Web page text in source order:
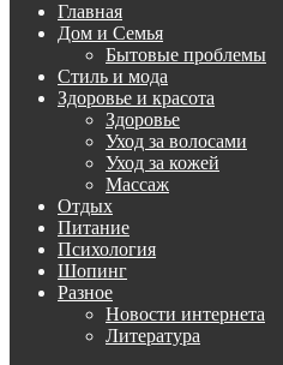
Главная
Дом и Семья
Бытовые проблемы
Стиль и мода
Здоровье и красота
Здоровье
Уход за волосами
Уход за кожей
Массаж
Отдых
Питание
Психология
Шопинг
Разное
Новости интернета
Литература